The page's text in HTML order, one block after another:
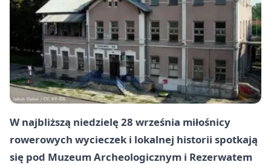
W najbliższą niedzielę 28 września miłośnicy
rowerowych wycieczek i lokalnej historii spotkają
się pod Muzeum Archeologicznym i Rezerwatem